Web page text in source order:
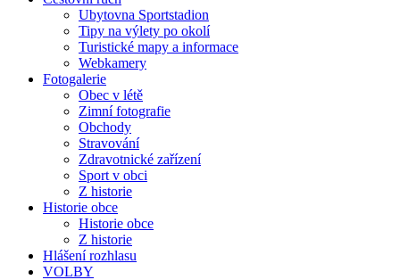
Ubytovna Sportstadion
Tipy na výlety po okolí
Turistické mapy a informace
Webkamery
Fotogalerie
Obec v létě
Zimní fotografie
Obchody
Stravování
Zdravotnické zařízení
Sport v obci
Z historie
Historie obce
Historie obce
Z historie
Hlášení rozhlasu
VOLBY